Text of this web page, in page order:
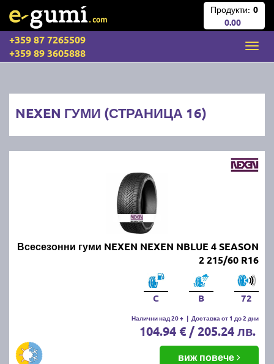
Продукти: 0
0.00
+359 87 7265509
+359 89 3605888
NEXEN ГУМИ (СТРАНИЦА 16)
Всесезонни гуми NEXEN NEXEN NBLUE 4 SEASON
2 215/60 R16
C B 72
Налични над 20 + | Доставка от 1 до 2 дни
104.94 € / 205.24 лв.
виж повече